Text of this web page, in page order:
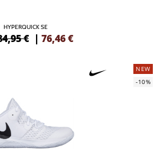
HYPERQUICK SE
€ | 76,46 €
NEW
-10%